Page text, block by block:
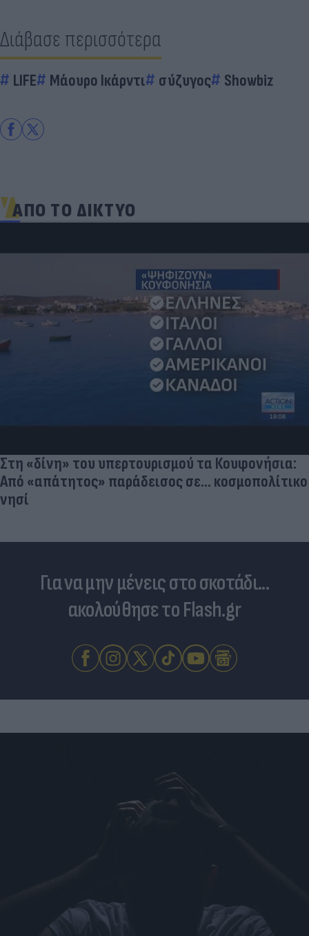
Διάβασε περισσότερα
LIFE Μάουρο Ικάρντι σύζυγος Showbiz
ΑΠΟ ΤΟ ΔΙΚΤΥΟ
Στη «δίνη» του υπερτουρισμού τα Κουφονήσια:
Από «απάτητος» παράδεισος σε... κοσμοπολίτικο
νησί
Για να μην μένεις στο σκοτάδι...
ακολούθησε το Flash.gr